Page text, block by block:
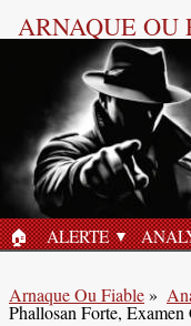
ARNAQUE OU
ACCUEIL
🏠︎ ALERTE
Arnaque Ou Fiable»
Phallosan Forte,